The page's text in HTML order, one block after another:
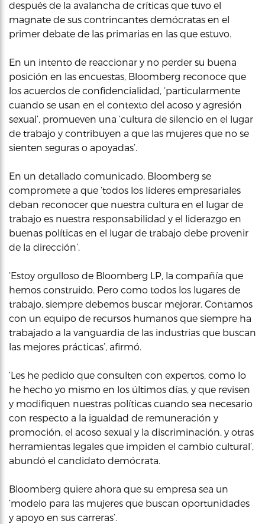
después de la avalancha de críticas que tuvo el
magnate de sus contrincantes demócratas en el
primer debate de las primarias en las que estuvo.
En un intento de reaccionar y no perder su buena
posición en las encuestas, Bloomberg reconoce que
los acuerdos de confidencialidad, ‘particularmente
cuando se usan en el contexto del acoso y agresión
sexual’, promueven una ‘cultura de silencio en el lugar
de trabajo y contribuyen a que las mujeres que no se
sienten seguras o apoyadas’.
En un detallado comunicado, Bloomberg se
compromete a que ‘todos los líderes empresariales
deban reconocer que nuestra cultura en el lugar de
trabajo es nuestra responsabilidad y el liderazgo en
buenas políticas en el lugar de trabajo debe provenir
de la dirección’.
‘Estoy orgulloso de Bloomberg LP, la compañía que
hemos construido. Pero como todos los lugares de
trabajo, siempre debemos buscar mejorar. Contamos
con un equipo de recursos humanos que siempre ha
trabajado a la vanguardia de las industrias que buscan
las mejores prácticas’, afirmó.
‘Les he pedido que consulten con expertos, como lo
he hecho yo mismo en los últimos días, y que revisen
y modifiquen nuestras políticas cuando sea necesario
con respecto a la igualdad de remuneración y
promoción, el acoso sexual y la discriminación, y otras
herramientas legales que impiden el cambio cultural’,
abundó el candidato demócrata.
Bloomberg quiere ahora que su empresa sea un
‘modelo para las mujeres que buscan oportunidades
y apoyo en sus carreras’.